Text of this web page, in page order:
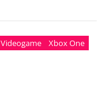
Videogame Xbox One